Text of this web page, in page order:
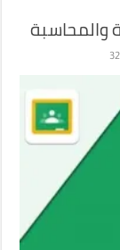
والمحاسبة